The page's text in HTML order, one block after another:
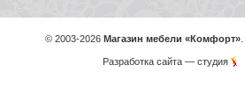
© 2003-2026 Магазин мебели «Комфорт»
Разработка сайта— студия